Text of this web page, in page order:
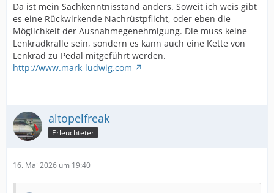
Da ist mein Sachkenntnisstand anders. Soweit ich weis gibt
es eine Rückwirkende Nachrüstpflicht, oder eben die
Möglichkeit der Ausnahmegenehmigung. Die muss keine
Lenkradkralle sein, sondern es kann auch eine Kette von
Lenkrad zu Pedal mitgeführt werden.
http://www.mark-ludwig.com
altopelfreak
Erleuchteter
16. Mai 2026 um 19:40